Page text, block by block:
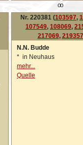
oo
Nr. 220381 (103597,
107549, 108069,
217069, 219357
N.N. Budde
* in Neuhaus
mehr...
Quelle